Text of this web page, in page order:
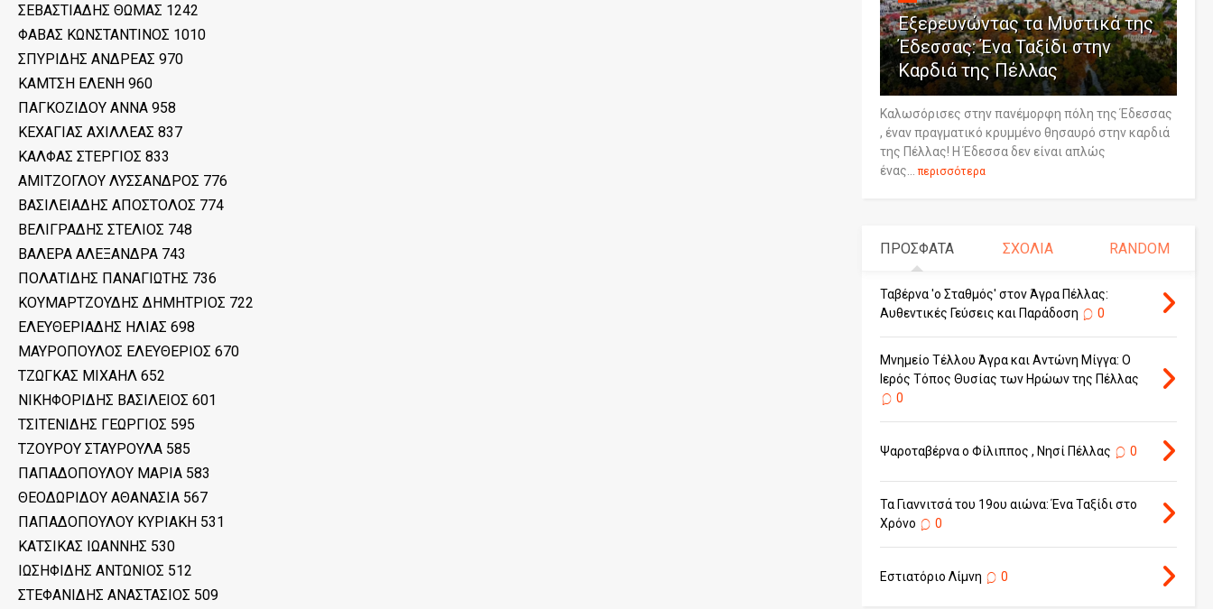
ΣΕΒΑΣΤΙΑΔΗΣ ΘΩΜΑΣ 1242
ΦΑΒΑΣ ΚΩΝΣΤΑΝΤΙΝΟΣ 1010
ΣΠΥΡΙΔΗΣ ΑΝΔΡΕΑΣ 970
ΚΑΜΤΣΗ ΕΛΕΝΗ 960
ΠΑΓΚΟΖΙΔΟΥ ΑΝΝΑ 958
ΚΕΧΑΓΙΑΣ ΑΧΙΛΛΕΑΣ 837
ΚΑΛΦΑΣ ΣΤΕΡΓΙΟΣ 833
ΑΜΙΤΖΟΓΛΟΥ ΛΥΣΣΑΝΔΡΟΣ 776
ΒΑΣΙΛΕΙΑΔΗΣ ΑΠΟΣΤΟΛΟΣ 774
ΒΕΛΙΓΡΑΔΗΣ ΣΤΕΛΙΟΣ 748
ΒΑΛΕΡΑ ΑΛΕΞΑΝΔΡΑ 743
ΠΟΛΑΤΙΔΗΣ ΠΑΝΑΓΙΩΤΗΣ 736
ΚΟΥΜΑΡΤΖΟΥΔΗΣ ΔΗΜΗΤΡΙΟΣ 722
ΕΛΕΥΘΕΡΙΑΔΗΣ ΗΛΙΑΣ 698
ΜΑΥΡΟΠΟΥΛΟΣ ΕΛΕΥΘΕΡΙΟΣ 670
ΤΖΩΓΚΑΣ ΜΙΧΑΗΛ 652
ΝΙΚΗΦΟΡΙΔΗΣ ΒΑΣΙΛΕΙΟΣ 601
ΤΣΙΤΕΝΙΔΗΣ ΓΕΩΡΓΙΟΣ 595
ΤΖΟΥΡΟΥ ΣΤΑΥΡΟΥΛΑ 585
ΠΑΠΑΔΟΠΟΥΛΟΥ ΜΑΡΙΑ 583
ΘΕΟΔΩΡΙΔΟΥ ΑΘΑΝΑΣΙΑ 567
ΠΑΠΑΔΟΠΟΥΛΟΥ ΚΥΡΙΑΚΗ 531
ΚΑΤΣΙΚΑΣ ΙΩΑΝΝΗΣ 530
ΙΩΣΗΦΙΔΗΣ ΑΝΤΩΝΙΟΣ 512
ΣΤΕΦΑΝΙΔΗΣ ΑΝΑΣΤΑΣΙΟΣ 509
Εξερευνώντας τα Μυστικά της
Έδεσσας: Ένα Ταξίδι στην
Καρδιά της Πέλλας
Καλωσόρισες στην πανέμορφη πόλη της Έδεσσας
, έναν πραγματικό κρυμμένο θησαυρό στην καρδιά
της Πέλλας! Η Έδεσσα δεν είναι απλώς
ένας...
περισσότερα
ΠΡΟΣΦΑΤΑ ΣΧΟΛΙΑ RANDOM
Ταβέρνα 'ο Σταθμός' στον Άγρα Πέλλας:
Αυθεντικές Γεύσεις και Παράδοση
0
Μνημείο Τέλλου Άγρα και Αντώνη Μίγγα: Ο
Ιερός Τόπος Θυσίας των Ηρώων της Πέλλας
0
Ψαροταβέρνα ο Φίλιππος , Νησί Πέλλας 0
Τα Γιαννιτσά του 19ου αιώνα: Ένα Ταξίδι στο
Χρόνο
0
Εστιατόριο Λίμνη 0